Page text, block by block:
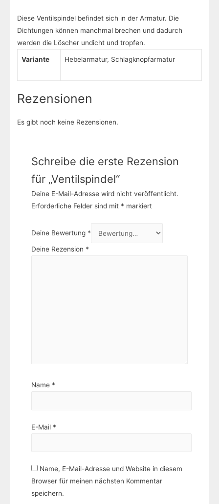
Diese Ventilspindel befindet sich in der Armatur. Die
Dichtungen können manchmal brechen und dadurch
werden die Löscher undicht und tropfen.
Variante Hebelarmatur, Schlagknopfarmatur
Rezensionen
Es gibt noch keine Rezensionen.
Schreibe die erste Rezension
für „Ventilspindel“
Deine E-Mail-Adresse wird nicht veröffentlicht.
Erforderliche Felder sind mit * markiert
Deine Bewertung *
Deine Rezension *
Name *
E-Mail *
Name, E-Mail-Adresse und Website in diesem
Browser für meinen nächsten Kommentar
speichern.